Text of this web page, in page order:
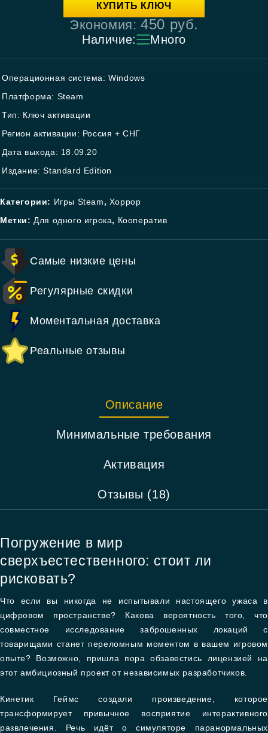
КУПИТЬ КЛЮЧ
Экономия:450 руб.
Наличие: Много
Операционная система: Windows
Платформа: Steam
Тип: Ключ активации
Регион активации: Россия + СНГ
Дата выхода: 18.09.20
Издание: Standard Edition
Категории: Игры Steam, Хоррор
Метки: Для одного игрока, Кооператив
Самые низкие цены
Регулярные скидки
Моментальная доставка
Реальные отзывы
Описание
Минимальные требования
Активация
Отзывы (18)
Погружение в мир
сверхъестественного: стоит ли
рисковать?
Что если вы никогда не испытывали настоящего ужаса в
цифровом пространстве? Какова вероятность того, что
совместное исследование заброшенных локаций с
товарищами станет переломным моментом в вашем игровом
опыте? Возможно, пришла пора обзавестись лицензией на
этот амбициозный проект от независимых разработчиков.
Кинетик Геймс создали произведение, которое
трансформирует привычное восприятие интерактивного
развлечения. Речь идёт о симуляторе паранормальных